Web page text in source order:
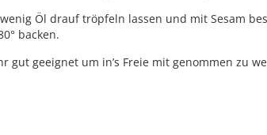
Öl drauf tröpfeln lassen und mit Sesam
backen.
gut geeignet um in’s Freie mit genommen zu